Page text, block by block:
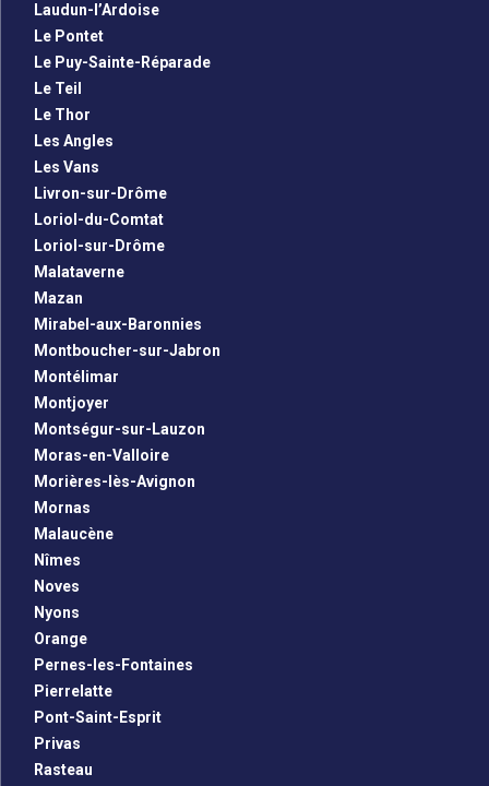
Laudun-l’Ardoise
Le Pontet
Le Puy-Sainte-Réparade
Le Teil
Le Thor
Les Angles
Les Vans
Livron-sur-Drôme
Loriol-du-Comtat
Loriol-sur-Drôme
Malataverne
Mazan
Mirabel-aux-Baronnies
Montboucher-sur-Jabron
Montélimar
Montjoyer
Montségur-sur-Lauzon
Moras-en-Valloire
Morières-lès-Avignon
Mornas
Malaucène
Nîmes
Noves
Nyons
Orange
Pernes-les-Fontaines
Pierrelatte
Pont-Saint-Esprit
Privas
Rasteau